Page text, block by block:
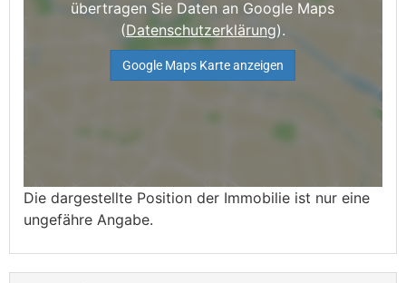
übertragen Sie Daten an Google Maps
(Datenschutzerklärung).
Google Maps Karte anzeigen
Die dargestellte Position der Immobilie ist nur eine
ungefähre Angabe.